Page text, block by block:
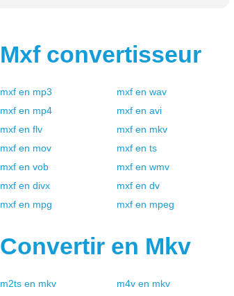
Mxf convertisseur
mxf en mp3 mxf en wav
mxf en mp4 mxf en avi
mxf en flv mxf en mkv
mxf en mov mxf en ts
mxf en vob mxf en wmv
mxf en divx mxf en dv
mxf en mpg mxf en mpeg
Convertir en Mkv
m2ts en mkv m4v en mkv